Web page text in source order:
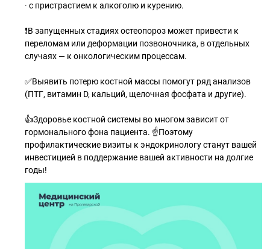
· с пристрастием к алкоголю и курению.
❗В запущенных стадиях остеопороз может привести к
переломам или деформации позвоночника, в отдельных
случаях — к онкологическим процессам.
✅Выявить потерю костной массы помогут ряд анализов
(ПТГ, витамин D, кальций, щелочная фосфата и другие).
👍Здоровье костной системы во многом зависит от
гормонального фона пациента. ☝Поэтому
профилактические визиты к эндокринологу станут вашей
инвестицией в поддержание вашей активности на долгие
годы!